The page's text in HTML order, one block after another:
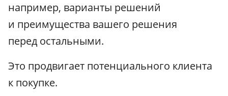
например, варианты решений
и преимущества вашего решения
перед остальными.
Это продвигает потенциального клиента
к покупке.